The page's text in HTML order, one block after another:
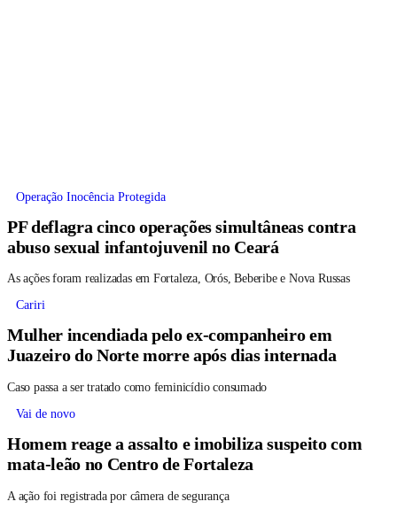
Operação Inocência Protegida
PF deflagra cinco operações simultâneas contra
abuso sexual infantojuvenil no Ceará
As ações foram realizadas em Fortaleza, Orós, Beberibe e Nova Russas
Cariri
Mulher incendiada pelo ex-companheiro em
Juazeiro do Norte morre após dias internada
Caso passa a ser tratado como feminicídio consumado
Vai de novo
Homem reage a assalto e imobiliza suspeito com
mata-leão no Centro de Fortaleza
A ação foi registrada por câmera de segurança